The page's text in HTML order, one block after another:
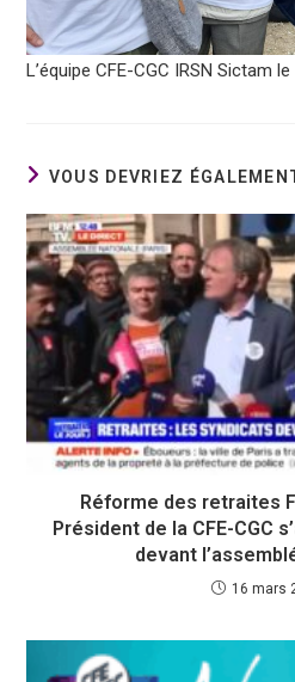
L’équipe CFE-CGC IRSN Sictam
VOUS DEVRIEZ
Réforme des retraites
Président de la CFE-CGC
devant
16 mars